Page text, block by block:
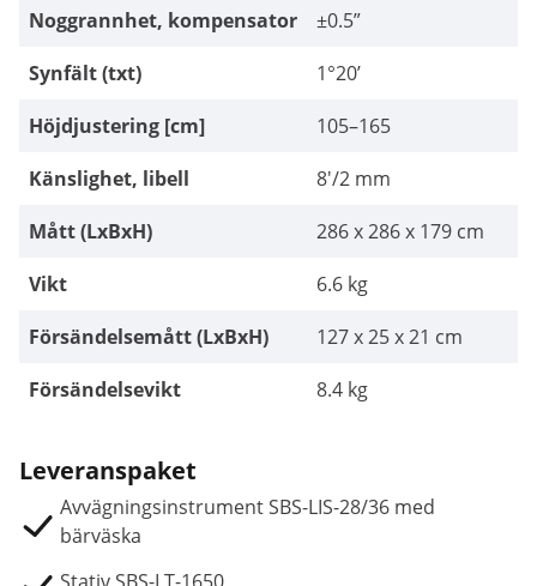
Noggrannhet, kompensator
±0.5”
Synfält (txt)
1°20’
Höjdjustering [cm]
105–165
Känslighet, libell
8'/2 mm
Mått (LxBxH)
286 x 286 x 179 cm
Vikt
6.6 kg
Försändelsemått (LxBxH)
127 x 25 x 21 cm
Försändelsevikt
8.4 kg
Leveranspaket
Avvägningsinstrument SBS-LIS-28/36 med
bärväska